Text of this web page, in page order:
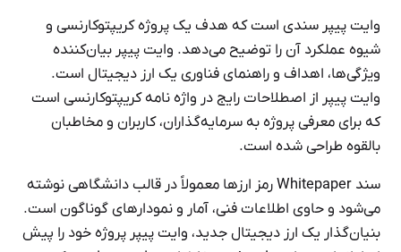
وایت پیپر سندی است که هدف یک پروژه کریپتوکارنسی و
شیوه عملکرد آن را توضیح می‌دهد. وایت پیپر بیان‌کننده
ویژگی‌ها، اهداف و راهنمای فناوری یک ارز دیجیتال است.
وایت پیپر از اصطلاحات رایج در واژه نامه کریپتوکارنسی است
که برای معرفی پروژه به سرمایه‌گذاران، کاربران و مخاطبان
بالقوه طراحی شده است.
سند Whitepaper رمز ارزها معمولاً در قالب دانشگاهی نوشته
می‌شود و حاوی اطلاعات فنی، آمار و نمودارهای گوناگون است.
بنیان‌گذار یک ارز دیجیتال جدید، وایت پیپر پروژه خود را پیش